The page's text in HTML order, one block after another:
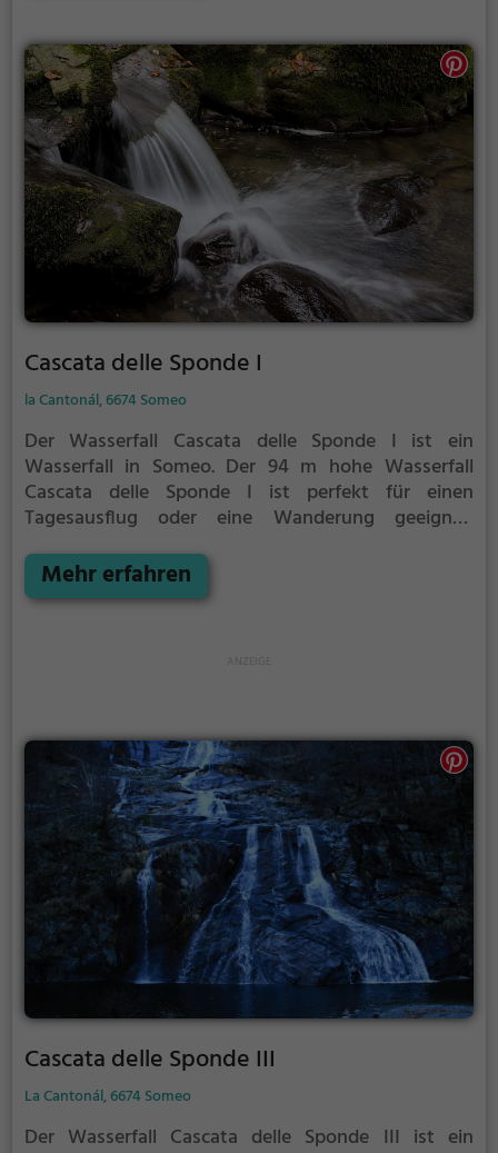
Cascata delle Sponde I
la Cantonál, 6674 Someo
Der Wasserfall Cascata delle Sponde I ist ein
Wasserfall in Someo. Der 94 m hohe Wasserfall
Cascata delle Sponde I ist perfekt für einen
Tagesausflug oder eine Wanderung geeignet.
Fotos.
Mehr erfahren
Cascata delle Sponde III
La Cantonál, 6674 Someo
Der Wasserfall Cascata delle Sponde III ist ein